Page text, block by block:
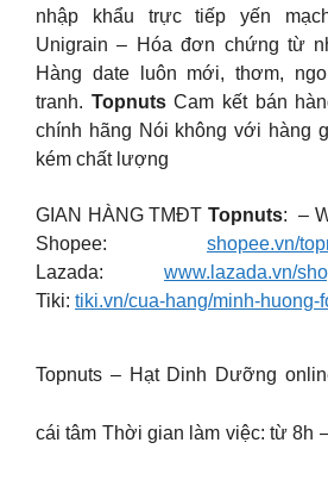
nhập khẩu trực tiếp yến
Unigrain – Hóa đơn chứng từ
Hàng date luôn mới, thơm,
tranh. TopnutsCam kết bán
chính hãng Nói không với hàng
kém chất lượng
GIAN HÀNG TMĐT Topnuts: –
Shopee: shopee.vn/
Lazada: www.lazada.vn/
Tiki: tiki.vn/cua-hang/minh-huong-
Topnuts – Hạt Dinh Dưỡng
cái tâm Thời gian làm việc: từ 8h